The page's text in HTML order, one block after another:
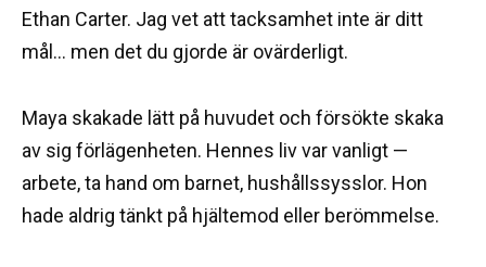
Ethan Carter. Jag vet att tacksamhet inte är ditt
mål… men det du gjorde är ovärderligt.
Maya skakade lätt på huvudet och försökte skaka
av sig förlägenheten. Hennes liv var vanligt —
arbete, ta hand om barnet, hushållssysslor. Hon
hade aldrig tänkt på hjältemod eller berömmelse.